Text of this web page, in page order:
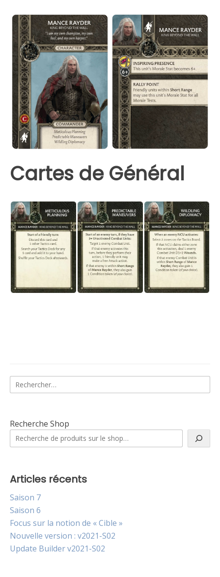
Cartes de Général
Rechercher :
Recherche Shop
Articles récents
Saison 7
Saison 6
Focus sur la notion de « Cible »
Nouvelle version : v2021-S02
Update Builder v2021-S02